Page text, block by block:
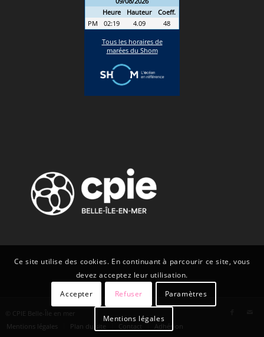
© CPIE Belle-Île en mer
Mentions légales
Plan du site Contact Adhésion
Ce site utilise des cookies. En continuant à parcourir ce site, vous
devez acceptez leur utilisation.
Accepter
Refuser Paramètres
Mentions légales